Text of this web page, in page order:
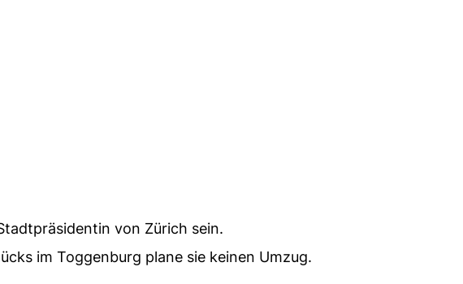
von Zürich sein.
im Toggenburg plane sie keinen Umzug.